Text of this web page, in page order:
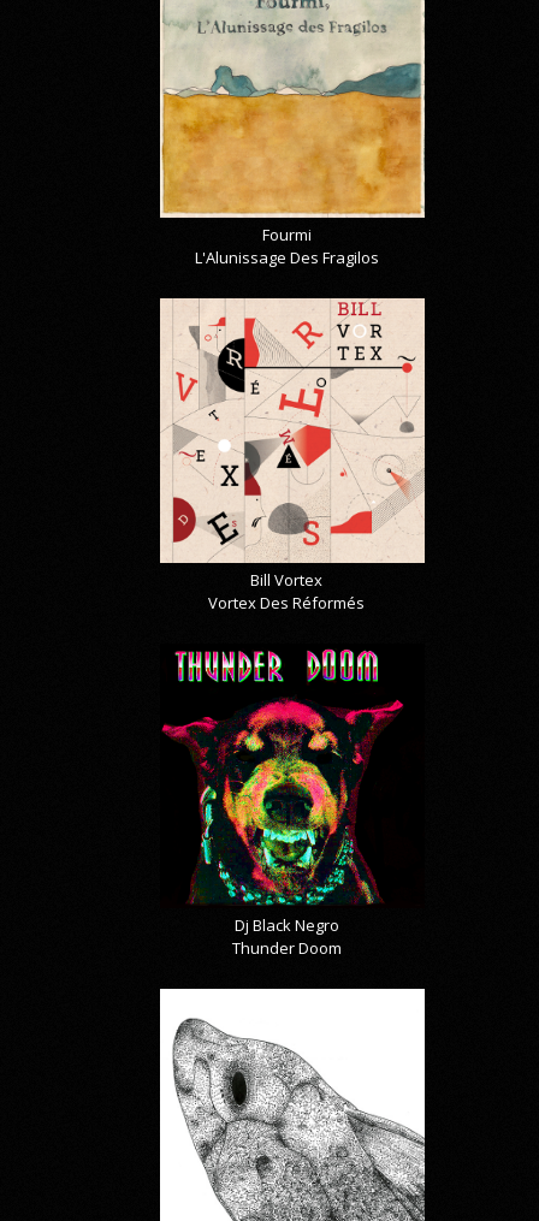
Fourmi
L'Alunissage Des Fragilos
Bill Vortex
Vortex Des Réformés
Dj Black Negro
Thunder Doom